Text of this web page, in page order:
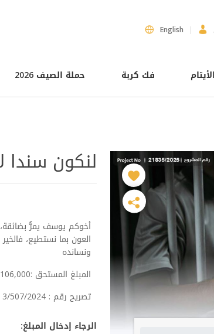
English
فك كربة حملة الصيف 2026
لنكون
أخوكم يوسف يمرُّ
العون بما نستطيع،
ونسانده
المبلغ المستحق :106,000 درهم
تصريح رقم : 3/507/2024
الرجاء إدخال المبلغ: